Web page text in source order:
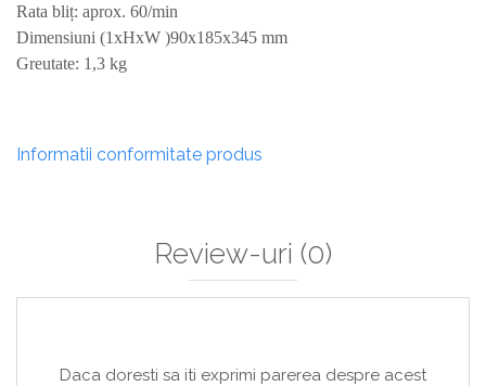
Rata bliț: aprox. 60/min
Dimensiuni (1xHxW )90x185x345 mm
Greutate: 1,3 kg
Informatii conformitate produs
Review-uri (0)
Daca doresti sa iti exprimi parerea despre acest